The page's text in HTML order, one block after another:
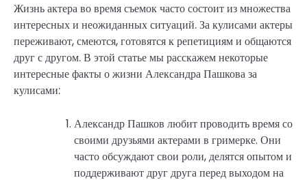
Жизнь актера во время съемок часто состоит из множества
интересных и неожиданных ситуаций. За кулисами актеры
переживают, смеются, готовятся к репетициям и общаются
друг с другом. В этой статье мы расскажем некоторые
интересные факты о жизни Александра Пашкова за
кулисами:
Александр Пашков любит проводить время со
своими друзьями актерами в гримерке. Они
часто обсуждают свои роли, делятся опытом и
поддерживают друг друга перед выходом на